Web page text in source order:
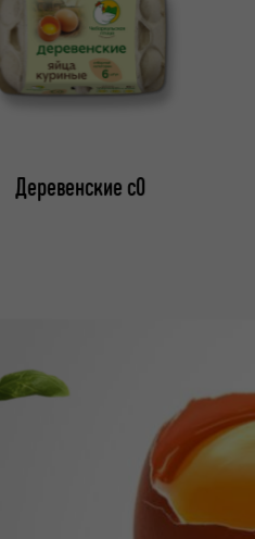
Деревенские с0